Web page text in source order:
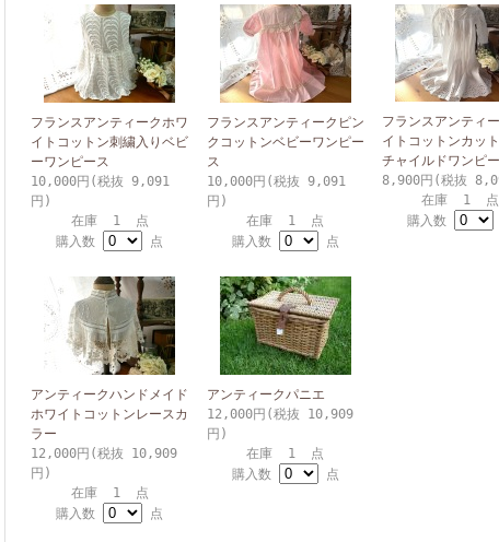
フランスアンティークホワ
イトコットン刺繍入りベビ
ーワンピース
10,000円(税抜 9,091
円)
在庫 1 点
購入数
点
フランスアンティークピン
クコットンベビーワンピー
ス
10,000円(税抜 9,091
円)
在庫 1 点
購入数
点
フランスアンティ
イトコットンカッ
チャイルドワンピ
8,900円(税抜
在庫 1 点
購入数
アンティークハンドメイド
ホワイトコットンレースカ
ラー
12,000円(税抜 10,909
円)
在庫 1 点
購入数
点
アンティークパニエ
12,000円(税抜 10,909
円)
在庫 1 点
購入数
点